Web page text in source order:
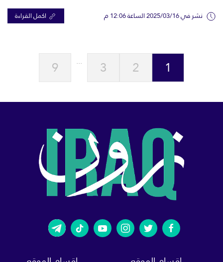
نشر في 2025/03/16 الساعة 12:06 م اكمل القراءة
1
2
3
...
9